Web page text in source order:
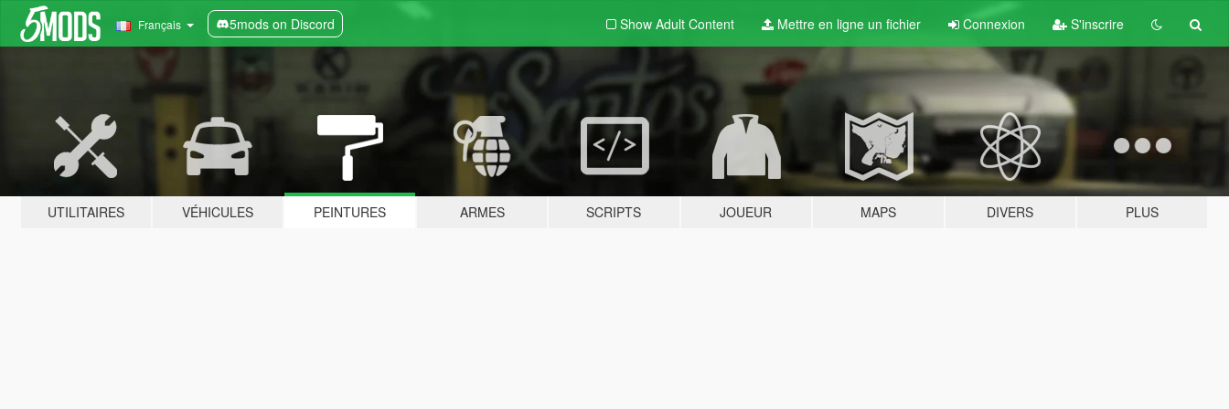
Français 5mods on Discord Show Adult Content Mettre en ligne un fichier Connexion S'inscrire
UTILITAIRES VÉHICULES PEINTURES ARMES SCRIPTS JOUEUR MAPS DIVERS PLUS